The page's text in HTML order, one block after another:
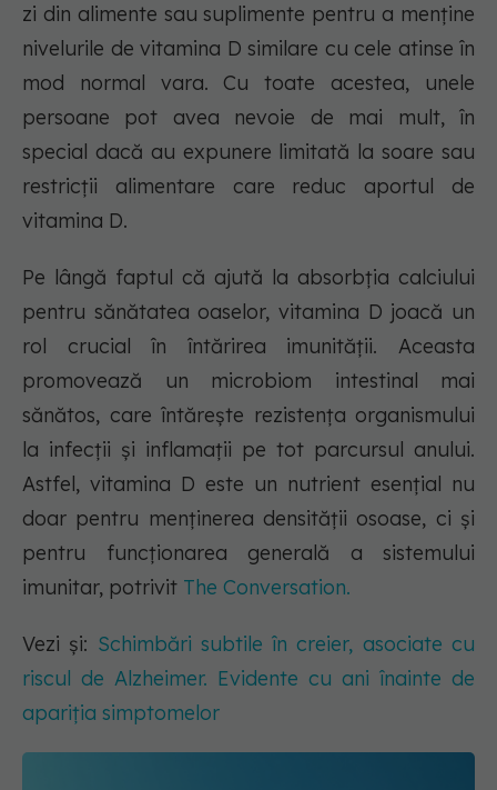
zi din alimente sau suplimente pentru a menține
nivelurile de vitamina D similare cu cele atinse în
mod normal vara. Cu toate acestea, unele
persoane pot avea nevoie de mai mult, în
special dacă au expunere limitată la soare sau
restricții alimentare care reduc aportul de
vitamina D.
Pe lângă faptul că ajută la absorbția calciului
pentru sănătatea oaselor, vitamina D joacă un
rol crucial în întărirea imunității. Aceasta
promovează un microbiom intestinal mai
sănătos, care întărește rezistența organismului
la infecții și inflamații pe tot parcursul anului.
Astfel, vitamina D este un nutrient esențial nu
doar pentru menținerea densității osoase, ci și
pentru funcționarea generală a sistemului
imunitar, potrivit The Conversation.
Vezi și: Schimbări subtile în creier, asociate cu
riscul de Alzheimer. Evidente cu ani înainte de
apariția simptomelor